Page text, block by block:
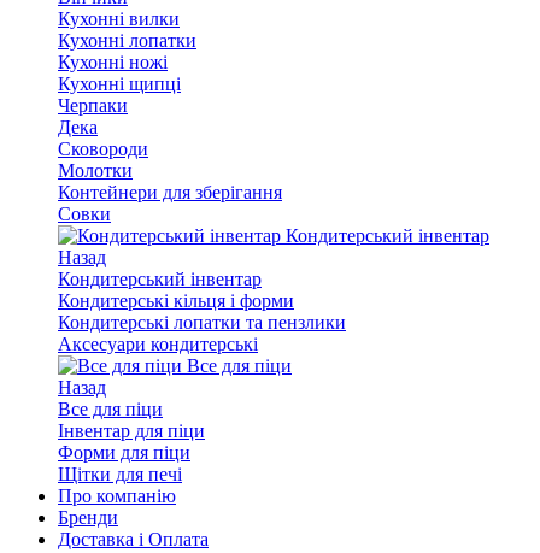
Кухонні вилки
Кухонні лопатки
Кухонні ножі
Кухонні щипці
Черпаки
Дека
Сковороди
Молотки
Контейнери для зберігання
Совки
Кондитерський інвентар
Назад
Кондитерський інвентар
Кондитерські кільця і форми
Кондитерські лопатки та пензлики
Аксесуари кондитерські
Все для піци
Назад
Все для піци
Інвентар для піци
Форми для піци
Щітки для печі
Про компанію
Бренди
Доставка і Оплата